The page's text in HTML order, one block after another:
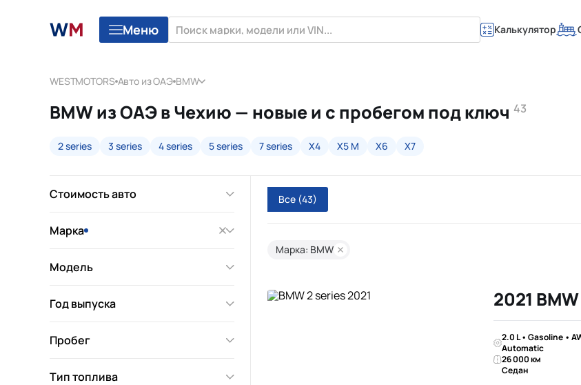
Меню Калькулятор
WESTMOTORS Авто из ОАЭ BMW
BMW из ОАЭ в Чехию — новые и с пробегом под ключ 43
2 series 3 series 4 series 5 series 7 series X4 X5 M X6 X7
Стоимость авто
Марка
Модель
Год выпуска
Пробег
Тип топлива
Все (43)
Марка: BMW
2021
2.0 L • Gasoline •
Automatic
26 000 км
Седан